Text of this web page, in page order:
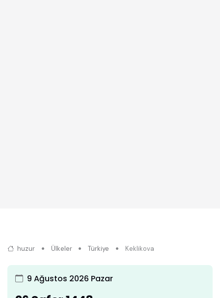
huzur Ülkeler Türkiye Keklikova
9 Ağustos 2026 Pazar